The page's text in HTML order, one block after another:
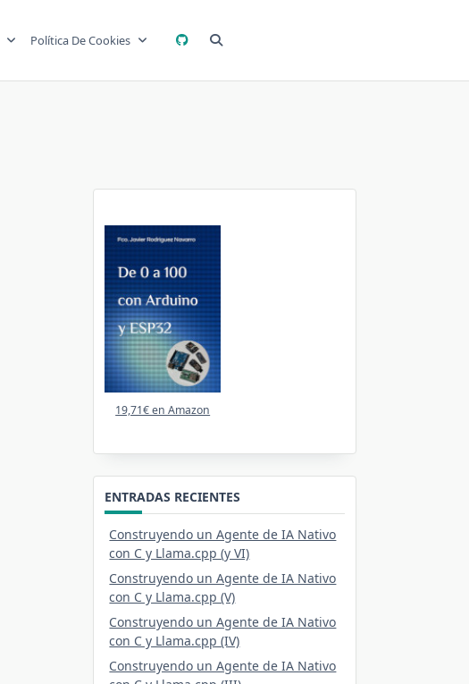
Política De Cookies
19,71€ en Amazon
ENTRADAS RECIENTES
Construyendo un Agente de IA Nativo
con C y Llama.cpp (y VI)
Construyendo un Agente de IA Nativo
con C y Llama.cpp (V)
Construyendo un Agente de IA Nativo
con C y Llama.cpp (IV)
Construyendo un Agente de IA Nativo